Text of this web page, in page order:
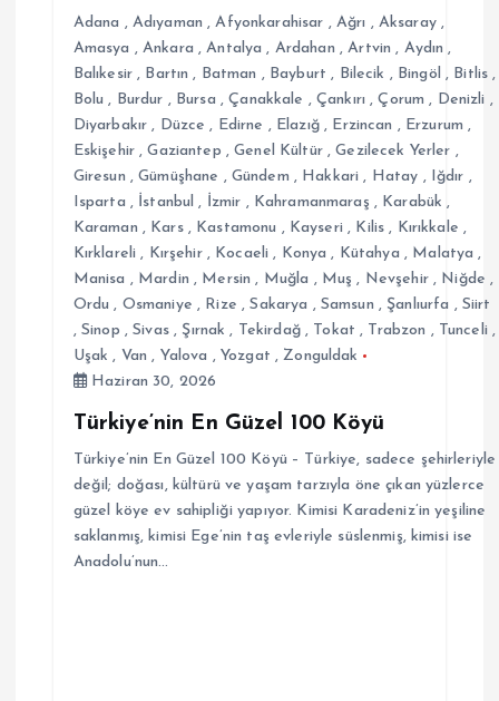
Adana , Adıyaman ,Afyonkarahisar , Ağrı , Aksaray,
Amasya ,Ankara ,Antalya , Ardahan ,Artvin , Aydın ,
Balıkesir , Bartın , Batman , Bayburt , Bilecik , Bingöl , Bitlis ,
Bolu , Burdur , Bursa ,Çanakkale , Çankırı ,Çorum , Denizli ,
Diyarbakır , Düzce , Edirne , Elazığ, Erzincan , Erzurum ,
Eskişehir ,Gaziantep ,Genel Kültür,Gezilecek Yerler ,
Giresun ,Gümüşhane , Gündem , Hakkari , Hatay , Iğdır ,
Isparta , İstanbul , İzmir , Kahramanmaraş , Karabük ,
Karaman , Kars, Kastamonu , Kayseri , Kilis , Kırıkkale ,
Kırklareli , Kırşehir, Kocaeli , Konya , Kütahya , Malatya ,
Manisa , Mardin , Mersin , Muğla , Muş , Nevşehir, Niğde ,
Ordu , Osmaniye , Rize ,Sakarya , Samsun , Şanlıurfa , Siirt
,Sinop ,Sivas, Şırnak , Tekirdağ, Tokat , Trabzon , Tunceli ,
Uşak , Van , Yalova , Yozgat ,Zonguldak
Haziran 30, 2026
Türkiye’nin En Güzel 100 Köyü
Türkiye’nin En Güzel 100 Köyü – Türkiye, sadece şehirleriyle
değil; doğası, kültürü ve yaşam tarzıyla öne çıkan yüzlerce
güzel köye ev sahipliği yapıyor. Kimisi Karadeniz’in yeşiline
saklanmış, kimisi Ege’nin taş evleriyle süslenmiş, kimisi ise
Anadolu’nun…